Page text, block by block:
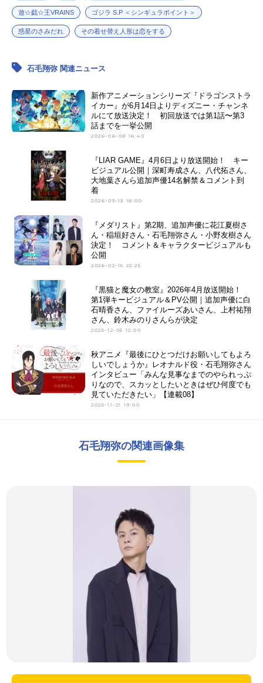
遊☆戯☆王VRAINS ゴジラ S.P ＜シンギュラポイント＞
惑星のさみだれ その着せ替え人形は恋をする
石毛翔弥 関連ニュース
新作アニメーションシリーズ『ドラゴンストラ
イカー』が6月14日よりディズニー・チャンネ
ルにて放送決定！ 初回放送では第1話〜第3
話までを一挙公開
2026-06-08 16:40
『LIAR GAME』4月6日より放送開始！ キー
ビジュアル公開｜深町寿成さん、八代拓さん、
大地葉さんら追加声優14名解禁＆コメント到
着
2026-03-13 18:00
『メダリスト』第2期、追加声優に花江夏樹さ
ん・稲垣好さん・石毛翔弥さん・小野友樹さん
決定！ コメント＆キャラクタービジュアルも
公開
2026-02-15 22:25
『黒猫と魔女の教室』2026年4月放送開始！
第1弾キービジュアル＆PV公開｜追加声優に白
石晴香さん、ファイルーズあいさん、上村祐翔
さん、鈴木みのりさんらが決定
2025-12-05 12:00
秋アニメ『最後にひとつだけお願いしてもよろ
しいでしょうか』レオナルド役・石毛翔弥さん
インタビュー「みんな見事なまでのやられっぷ
りなので、スカッとしたいときはぜひ何度でも
見ていただきたい」【連載08】
2025-11-21 19:00
石毛翔弥の関連画像集